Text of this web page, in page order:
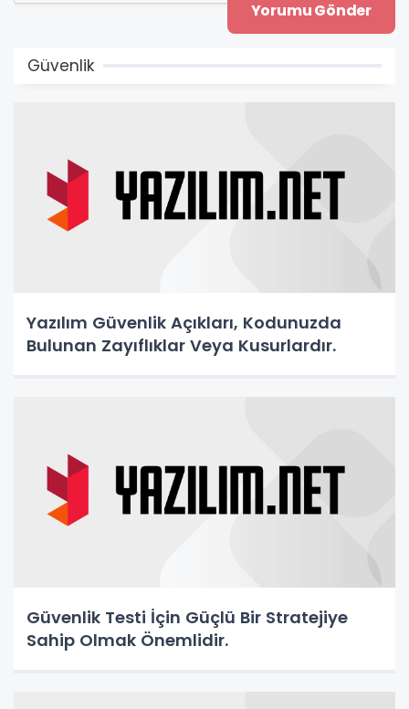
Güvenlik
Yazılım Güvenlik Açıkları, Kodunuzda
Bulunan Zayıflıklar Veya Kusurlardır.
Güvenlik Testi İçin Güçlü Bir Stratejiye
Sahip Olmak Önemlidir.